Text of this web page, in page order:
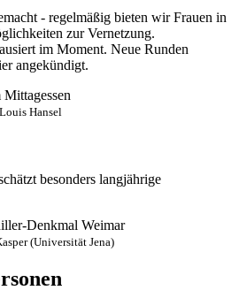
- regelmäßig bieten wir Frauen in
zur Vernetzung.
im Moment. Neue Runden
angekündigt.
Hansel
besonders langjährige
(Universität Jena)